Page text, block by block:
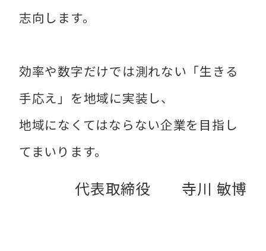
志向します。
効率や数字だけでは測れない「生きる
手応え」を地域に実装し、
地域になくてはならない企業を目指し
てまいります。
代表取締役 寺川 敏博